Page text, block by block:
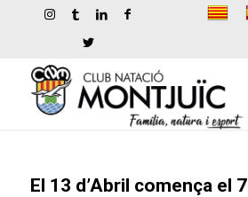
El 13 d’Abril comença el